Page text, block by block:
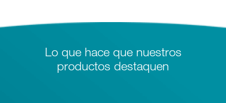
Lo que hace que nuestros
productos destaquen